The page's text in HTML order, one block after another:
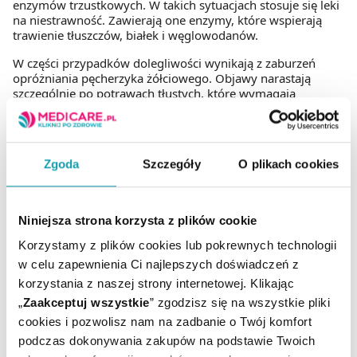
Zgoda Szczegóły O plikach cookies
Niniejsza strona korzysta z plików cookie
Korzystamy z plików cookies lub pokrewnych technologii
w celu zapewnienia Ci najlepszych doświadczeń z
korzystania z naszej strony internetowej. Klikając
„Zaakceptuj wszystkie” zgodzisz się na wszystkie pliki
cookies i pozwolisz nam na zadbanie o Twój komfort
podczas dokonywania zakupów na podstawie Twoich
enzymów trzustkowych. W takich sytuacjach stosuje się leki
na niestrawność. Zawierają one enzymy, które wspierają
trawienie tłuszczów, białek i węglowodanów.
W części przypadków dolegliwości wynikają z zaburzeń
opróżniania pęcherzyka żółciowego. Objawy narastają
szczególnie po potrawach tłustych, które wymagają
większej ilości żółci. W takich sytuacjach stosuje się środki
żółciopędne. Poprawiają one przepływ żółci i wspomagają
prawidłowe trawienie.
Niekiedy trudności wynikają z czynnościowych zaburzeń
nadbrzuszu. Zazwyczaj wdraża się wsparcie
farmakologiczne i techniki łagodzące napięcie.
W łagodnych zaburzeniach trawienia pomocne okazują się
naturalne składniki. Często stosuje się ziołowe preparaty,
które zmniejszają wzdęcia i napięcie ścian jelit. Najczęściej
zawierają one miętę pieprzową, która wykazuje działanie
rozkurczowe.
Często wsparciem dla układu trawiennego są preparaty